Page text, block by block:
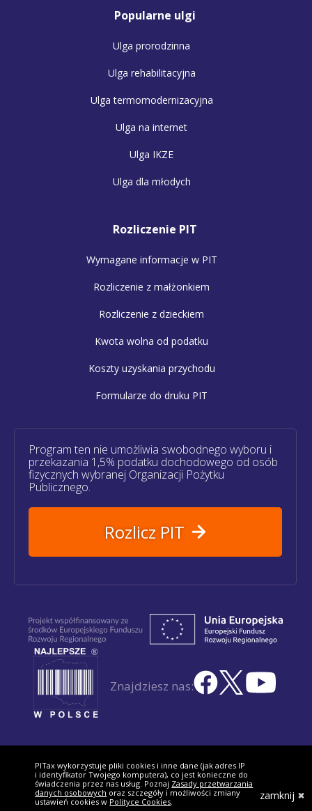
Popularne ulgi
Ulga prorodzinna
Ulga rehabilitacyjna
Ulga termomodernizacyjna
Ulga na internet
Ulga IKZE
Ulga dla młodych
Rozliczenie PIT
Wymagane informacje w PIT
Rozliczenie z małżonkiem
Rozliczenie z dzieckiem
Kwota wolna od podatku
Koszty uzyskania przychodu
Formularze do druku PIT
Program ten nie umożliwia swobodnego wyboru i
przekazania 1,5% podatku dochodowego od osób
fizycznych wybranej Organizacji Pożytku
Publicznego.
Rozlicz PIT
Znajdziesz nas:
PITax wykorzystuje pliki cookies i inne dane (jak adres IP
i identyfikator Twojego komputera), co jest konieczne do
świadczenia przez nas usług. Poznaj Zasady przetwarzania
danych osobowych oraz szczegóły i możliwości zmiany
ustawień cookies w Polityce Cookies. zamknij